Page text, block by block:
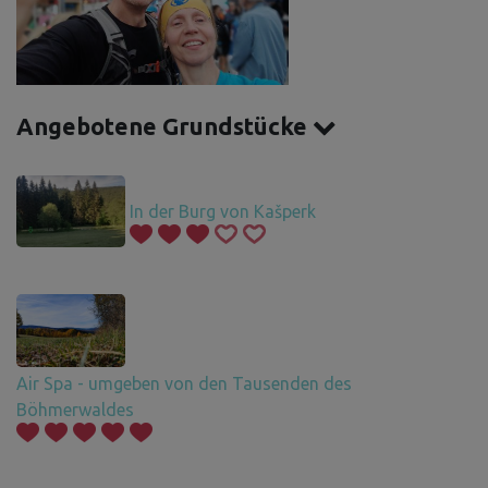
Angebotene Grundstücke
In der Burg von Kašperk
Air Spa - umgeben von den Tausenden des
Böhmerwaldes